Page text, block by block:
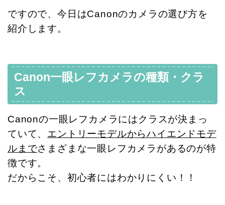
ですので、今日はCanonのカメラの選び方を
紹介します。
Canon一眼レフカメラの種類・クラ
ス
Canonの一眼レフカメラにはクラスが決まっ
ていて、 エントリーモデルからハイエンドモデ
ルまでさまざまな一眼レフカメラがあるのが特
徴です。
だからこそ、初心者にはわかりにくい！！